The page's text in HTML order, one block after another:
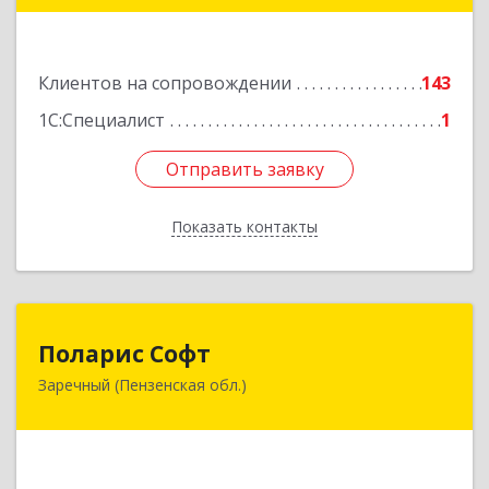
Клиентов на сопровождении
143
1С:Специалист
1
Отправить заявку
Показать контакты
Отправить заявку
Назад
Поларис Софт
Заречный (Пензенская обл.)
442960, Пензенская обл, Заречный г,